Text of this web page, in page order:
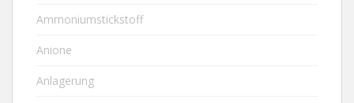
Ammoniumstickstoff
Anione
Anlagerung